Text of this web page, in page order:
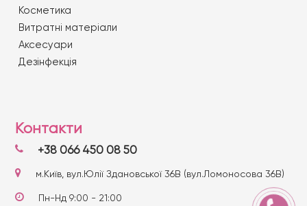
Косметика
Витратні матеріали
Аксесуари
Дезінфекція
Контакти
+38 066 450 08 50
м.Київ, вул.Юлії Здановської 36В (вул.Ломоносова 36В)
Пн-Нд 9:00 - 21:00